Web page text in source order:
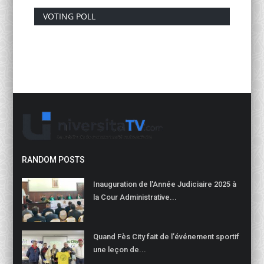
VOTING POLL
RANDOM POSTS
Inauguration de l'Année Judiciaire 2025 à
la Cour Administrative...
Quand Fès City fait de l’événement sportif
une leçon de...